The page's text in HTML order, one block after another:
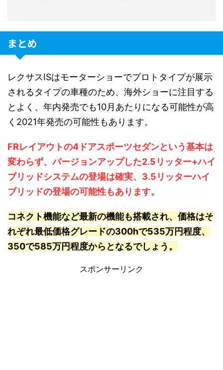
まとめ
レクサスISはモーターショーでプロトタイプが展示
されるタイプの車種のため、海外ショーに注目する
とよく、年内発売でも10月あたりになる可能性が高
く2021年発売の可能性もあります。
FRレイアウトの4ドアスポーツセダンという基本は
変わらず、バージョンアップした2.5リッター+ハイ
ブリッドシステムの登場は確実、3.5リッターハイ
ブリッドの登場の可能性もあります。
コネクト機能など最新の機能も搭載され、価格はそ
れぞれ最低価格グレードの300hで535万円程度、
350で585万円程度からとなるでしょう。
スポンサーリンク